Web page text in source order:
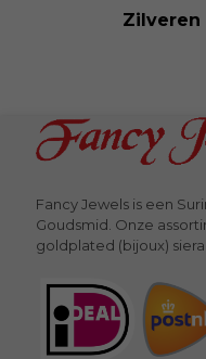
Zilveren
Fancy Jewels is een
Goudsmid. Onze
goldplated (bijoux)